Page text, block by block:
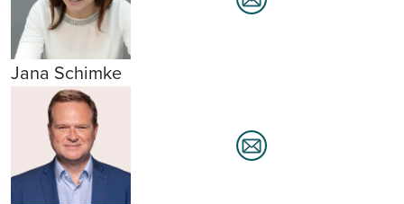
Jana Schimke